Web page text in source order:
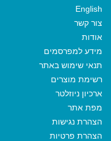
English
צור קשר
אודות
מידע למפרסמים
תנאי שימוש באתר
רשימת מוצרים
ארכיון ניוזלטר
מפת אתר
הצהרת נגישות
הצהרת פרטיות